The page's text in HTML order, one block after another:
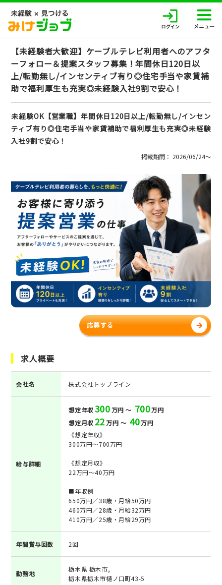
【未経験者大歓迎】ケーブルテレビ利用者へのアフタ
ーフォロー＆提案スタッフ募集！年間休日120日以
上/転勤無し/インセンティブ有り◎住宅手当や家賃補
助で福利厚生も充実◎未経験入社9割で安心！
未経験OK【営業職】年間休日120日以上/転勤無し/インセン
ティブ有り◎住宅手当や家賃補助で福利厚生も充実◎未経験
入社9割で安心！
掲載期間： 2026/06/24〜
応募する
求人概要
会社名 株式会社トップライン
給与詳細
想定年収300万円 ～ 700万円
想定月収 22万円 ～ 40万円
《想定年収》
300万円～700万円
《想定月収》
22万円～40万円
■年収例
650万円／38歳・月給50万円
460万円／28歳・月給32万円
410万円／25歳・月給29万円
年間賞与回数 2回
勤務地
栃木県 栃木市,
栃木県栃木市樋ノ口町43-5